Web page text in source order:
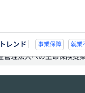
トレンド
業不能 死亡保険金非課税枠
管理法人への生命保険提